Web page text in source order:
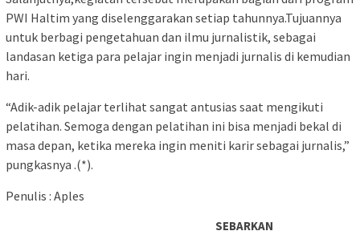
PWI Haltim yang diselenggarakan setiap tahunnya.Tujuannya
untuk berbagi pengetahuan dan ilmu jurnalistik, sebagai
landasan ketiga para pelajar ingin menjadi jurnalis di kemudian
hari.
“Adik-adik pelajar terlihat sangat antusias saat mengikuti
pelatihan. Semoga dengan pelatihan ini bisa menjadi bekal di
masa depan, ketika mereka ingin meniti karir sebagai jurnalis,”
pungkasnya .(*).
Penulis : Aples
SEBARKAN